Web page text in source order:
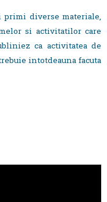
diverse materiale,
si activitatilor care
ca activitatea de
intotdeauna facuta